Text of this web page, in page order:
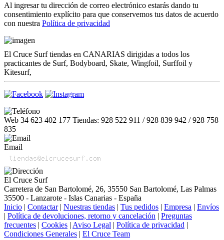
Al ingresar tu dirección de correo electrónico estarás dando tu
consentimiento explícito para que conservemos tus datos de acuerdo
con nuestra Política de privacidad
El Cruce Surf tiendas en CANARIAS dirigidas a todos los
practicantes de Surf, Bodyboard, Skate, Wingfoil, Surffoil y
Kitesurf,
Web 34 623 402 177 Tiendas: 928 522 911 / 928 839 942 / 928 758
835
Email
El Cruce Surf
Carretera de San Bartolomé, 26, 35550 San Bartolomé, Las Palmas
35500 - Lanzarote - Islas Canarias - España
Inicio | Contactar | Nuestras tiendas | Tus pedidos | Empresa | Envíos
| Política de devoluciones, retorno y cancelación | Preguntas
frecuentes | Cookies | Aviso Legal | Política de privacidad |
Condiciones Generales | El Cruce Team